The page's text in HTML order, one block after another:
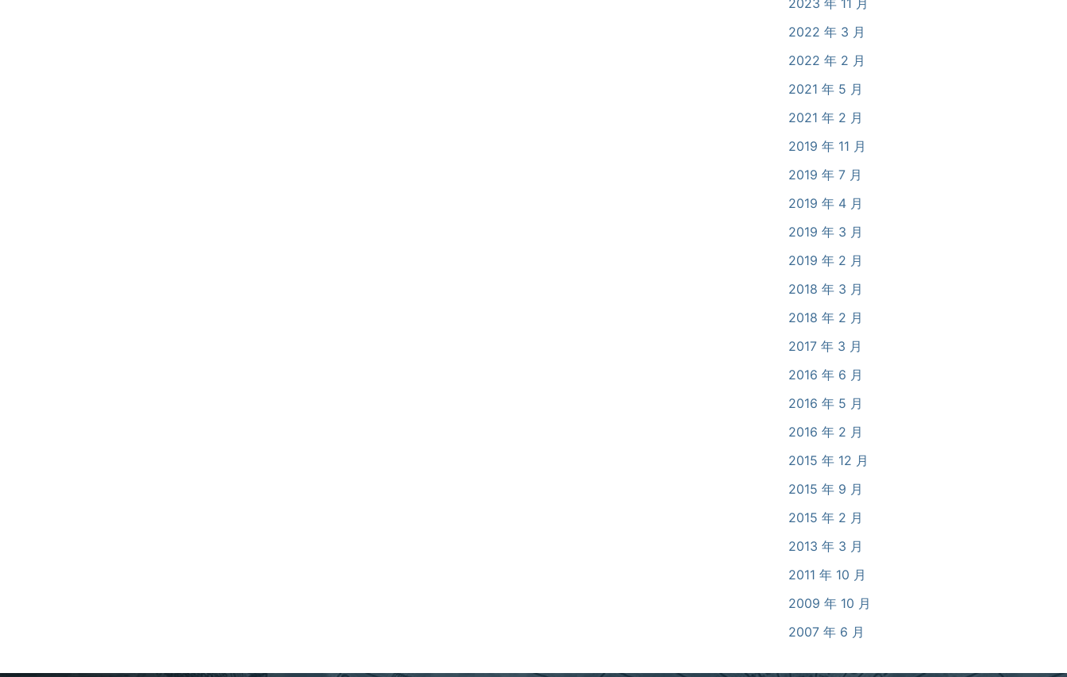
2023 年 11 月
2022 年 3 月
2022 年 2 月
2021 年 5 月
2021 年 2 月
2019 年 11 月
2019 年 7 月
2019 年 4 月
2019 年 3 月
2019 年 2 月
2018 年 3 月
2018 年 2 月
2017 年 3 月
2016 年 6 月
2016 年 5 月
2016 年 2 月
2015 年 12 月
2015 年 9 月
2015 年 2 月
2013 年 3 月
2011 年 10 月
2009 年 10 月
2007 年 6 月